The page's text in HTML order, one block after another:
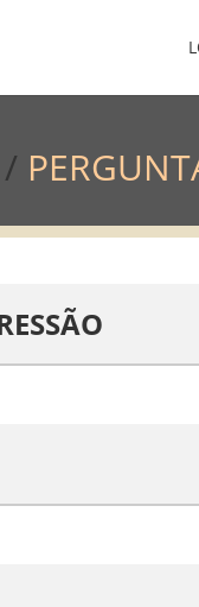
/